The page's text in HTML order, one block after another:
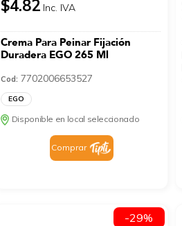
$4.82 Inc. IVA
Crema Para Peinar Fijación
Duradera EGO 265 Ml
Cod: 7702006653527
EGO
Disponible en local seleccionado
Comprar
-29%